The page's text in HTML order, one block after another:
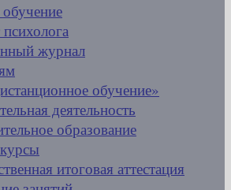
журнал
обучение»
деятельность
образование
итоговая аттестация